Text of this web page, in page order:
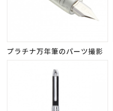
プラチナ万年筆のパーツ撮影